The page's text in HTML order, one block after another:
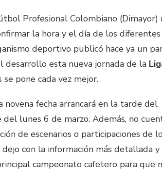
Profesional Colombiano (Dimayor)
la hora y el día de los diferentes
deportivo publicó hace ya un
desarrollo esta nueva jornada de la
pone cada vez mejor.
fecha arrancará en la tarde del
lunes 6 de marzo. Además, no
de escenarios o participaciones de
con la información más detallada y
campeonato cafetero para que